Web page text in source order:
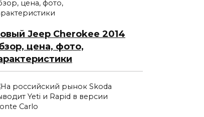
Jeep Cherokee 2014
цена, фото,